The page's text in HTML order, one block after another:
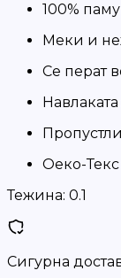
100%
Меки и
Се перат
Оеко-Текс
Тежина: 0.1
Сигурна